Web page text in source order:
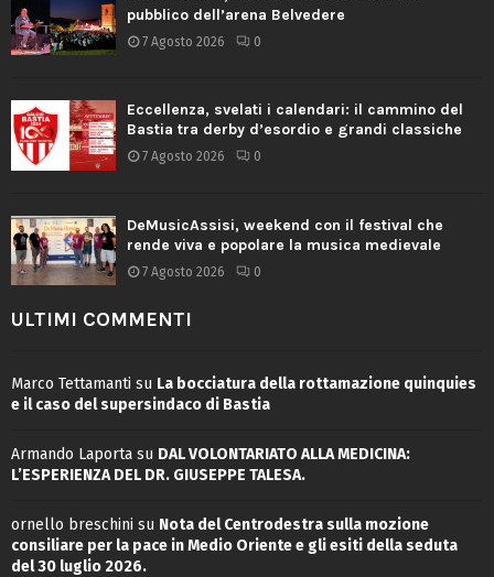
pubblico dell’arena Belvedere
7 Agosto 2026 0
Eccellenza, svelati i calendari: il cammino del
Bastia tra derby d’esordio e grandi classiche
7 Agosto 2026 0
DeMusicAssisi, weekend con il festival che
rende viva e popolare la musica medievale
7 Agosto 2026 0
ULTIMI COMMENTI
Marco Tettamanti su La bocciatura della rottamazione quinquies
e il caso del supersindaco di Bastia
Armando Laporta su DAL VOLONTARIATO ALLA MEDICINA:
L’ESPERIENZA DEL DR. GIUSEPPE TALESA.
ornello breschini su Nota del Centrodestra sulla mozione
consiliare per la pace in Medio Oriente e gli esiti della seduta
del 30 luglio 2026.